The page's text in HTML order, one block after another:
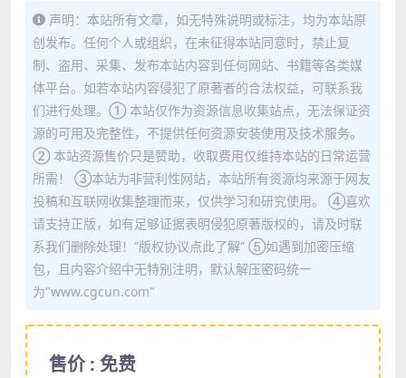
声明：本站所有文章，如无特殊说明或标注，均为本站原
创发布。任何个人或组织，在未征得本站同意时，禁止复
制、盗用、采集、发布本站内容到任何网站、书籍等各类媒
体平台。如若本站内容侵犯了原著者的合法权益，可联系我
们进行处理。① 本站仅作为资源信息收集站点，无法保证资
源的可用及完整性，不提供任何资源安装使用及技术服务。
② 本站资源售价只是赞助，收取费用仅维持本站的日常运营
所需！ ③本站为非营利性网站，本站所有资源均来源于网友
投稿和互联网收集整理而来，仅供学习和研究使用。 ④喜欢
请支持正版，如有足够证据表明侵犯原著版权的，请及时联
系我们删除处理！“版权协议点此了解” ⑤如遇到加密压缩
包，且内容介绍中无特别注明，默认解压密码统一
为"www.cgcun.com"
售价 : 免费